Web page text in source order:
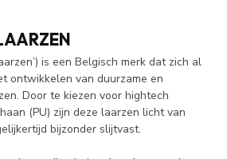
is een Belgisch merk dat zich al
ontwikkelen van duurzame en
Door te kiezen voor hightech
(PU) zijn deze laarzen licht van
bijzonder slijtvast.